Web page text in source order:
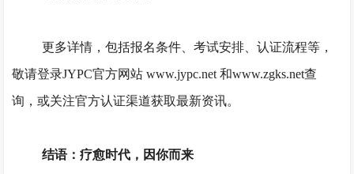
更多详情，包括报名条件、考试安排、认证流程等，
敬请登录JYPC官方网站 www.jypc.net 和www.zgks.net查
询，或关注官方认证渠道获取最新资讯。
结语：疗愈时代，因你而来